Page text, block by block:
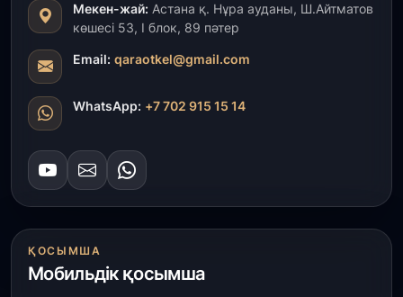
31 шілде, 2026
ұстаздар «Әділет» партиясына өз ұсыныстарын
айтты
31 шілде, 2026
ұзақмерзімді ынтымақтастық жоспарын әзірлеуді
ұсынды
4 223 жоба қаржыландырылды
Мекен-жай: Астана қ. Нұра ауданы, Ш.Айтматов
көшесі 53, І блок, 89 пәтер
Email: qaraotkel@gmail.com
WhatsApp: +7 702 915 15 14
ҚОСЫМША
Мобильдік қосымша